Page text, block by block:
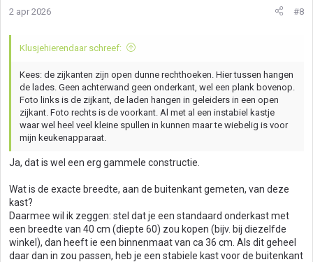
2 apr 2026 #8
Klusjehierendaar schreef:
Kees: de zijkanten zijn open dunne rechthoeken. Hier tussen hangen
de lades. Geen achterwand geen onderkant, wel een plank bovenop.
Foto links is de zijkant, de laden hangen in geleiders in een open
zijkant. Foto rechts is de voorkant. Al met al een instabiel kastje
waar wel heel veel kleine spullen in kunnen maar te wiebelig is voor
mijn keukenapparaat.
Ja, dat is wel een erg gammele constructie.
Wat is de exacte breedte, aan de buitenkant gemeten, van deze
kast?
Daarmee wil ik zeggen: stel dat je een standaard onderkast met
een breedte van 40 cm (diepte 60) zou kopen (bijv. bij diezelfde
winkel), dan heeft ie een binnenmaat van ca 36 cm. Als dit geheel
daar dan in zou passen, heb je een stabiele kast voor de buitenkant